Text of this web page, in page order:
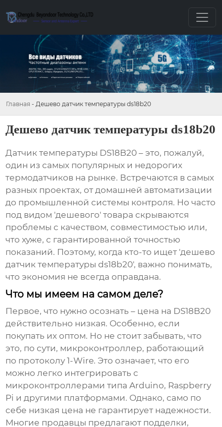
Главная - Дешево датчик температуры ds18b20
Дешево датчик температуры ds18b20
Датчик температуры DS18B20 – это, пожалуй,
один из самых популярных и недорогих
термодатчиков на рынке. Встречаются в самых
разных проектах, от домашней автоматизации
до промышленной системы контроля. Но часто
под видом 'дешевого' товара скрываются
проблемы с качеством, совместимостью или,
что хуже, с гарантированной точностью
показаний. Поэтому, когда кто-то ищет 'дешево
датчик температуры ds18b20', важно понимать,
что экономия не всегда оправдана.
Что мы имеем на самом деле?
Первое, что нужно осознать – цена на DS18B20
действительно низкая. Особенно, если
покупать их оптом. Но не стоит забывать, что
это, по сути, микроконтроллер, работающий
по протоколу 1-Wire. Это означает, что его
можно легко интегрировать с
микроконтроллерами типа Arduino, Raspberry
Pi и другими платформами. Однако, само по
себе низкая цена не гарантирует надежности.
Многие продавцы предлагают подделки,